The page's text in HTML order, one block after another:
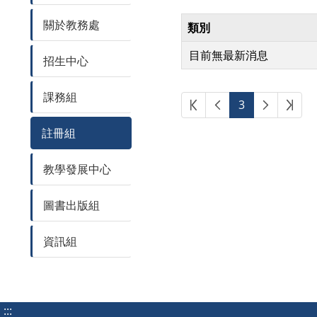
關於教務處
招生中心
課務組
註冊組
教學發展中心
圖書出版組
資訊組
類別
目前無最新消息
第一頁上一頁
3 下一頁最後
:::